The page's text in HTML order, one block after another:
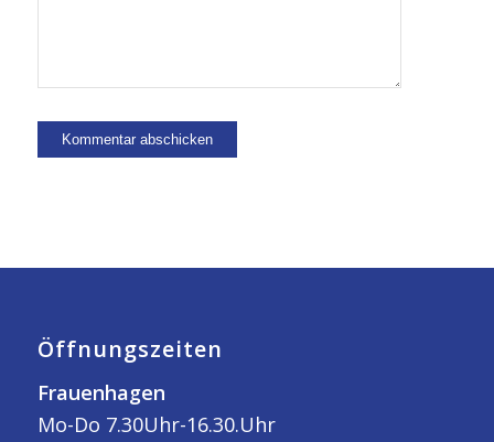
Öffnungszeiten
Frauenhagen
Mo-Do 7.30Uhr-16.30.Uhr